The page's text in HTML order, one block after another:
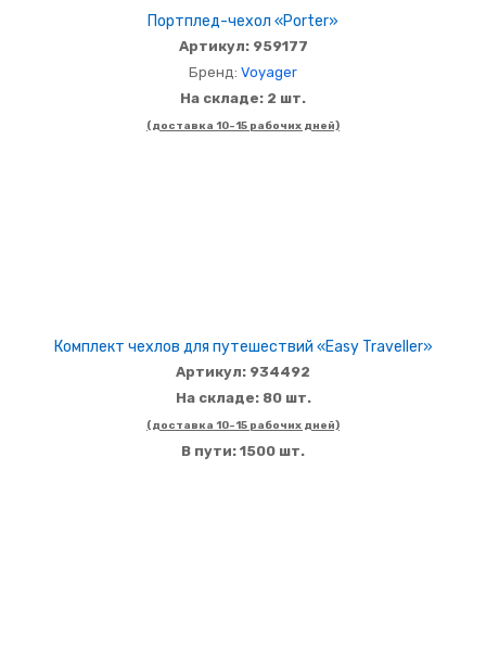
Портплед-чехол «Porter»
Артикул: 959177
Бренд: Voyager
На складе: 2 шт.
(доставка 10-15 рабочих дней)
Комплект чехлов для путешествий «Easy Traveller»
Артикул: 934492
На складе: 80 шт.
(доставка 10-15 рабочих дней)
В пути: 1500 шт.